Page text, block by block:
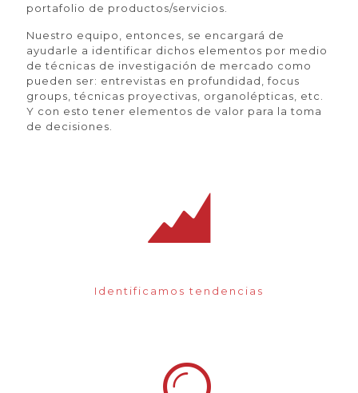
portafolio de productos/servicios.
Nuestro equipo, entonces, se encargará de
ayudarle a identificar dichos elementos por medio
de técnicas de investigación de mercado como
pueden ser: entrevistas en profundidad, focus
groups, técnicas proyectivas, organolépticas, etc.
Y con esto tener elementos de valor para la toma
de decisiones.
Identificamos tendencias